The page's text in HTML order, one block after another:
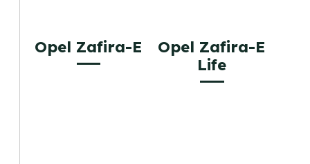
Opel Zafira-E
Opel Zafira-E
Life